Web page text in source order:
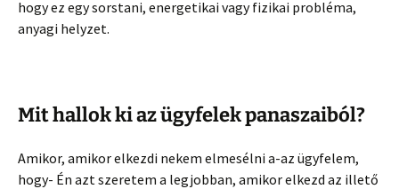
hogy ez egy sorstani, energetikai vagy fizikai probléma,
anyagi helyzet.
Mit hallok ki az ügyfelek panaszaiból?
Amikor, amikor elkezdi nekem elmesélni a-az ügyfelem,
hogy- Én azt szeretem a legjobban, amikor elkezd az illető